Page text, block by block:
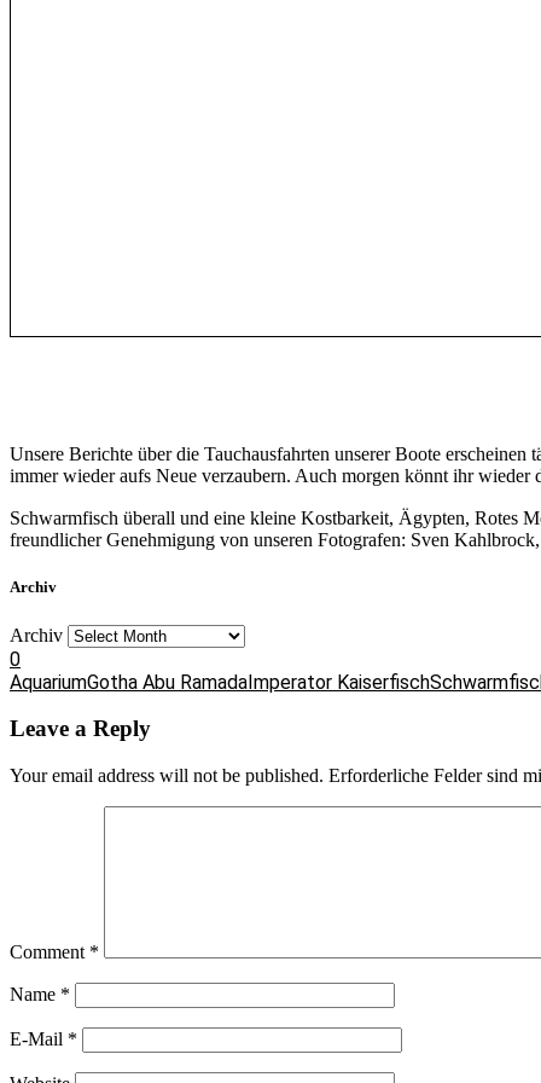
Unsere Berichte über die Tauchausfahrten unserer Boote
immer wieder aufs Neue verzaubern. Auch morgen könnt ihr wieder
Schwarmfisch überall und eine kleine Kostbarkeit, Ägypten, Rotes
freundlicher Genehmigung von unseren Fotografen: Sven
Archiv
Archiv
0
AquariumGotha Abu RamadaImperator Kaiserfisch
Leave a Reply
Your email address will not be published. Erforderliche Felder sind
Comment *
Name *
E-Mail *